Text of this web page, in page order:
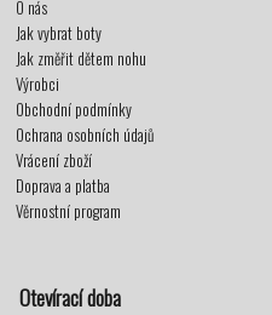
O nás
Jak vybrat boty
Jak změřit dětem nohu
Výrobci
Obchodní podmínky
Ochrana osobních údajů
Vrácení zboží
Doprava a platba
Věrnostní program
Otevírací doba